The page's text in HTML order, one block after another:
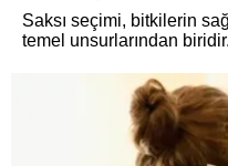
Saksı seçimi, bitkilerin
temel unsurlarından biridir.